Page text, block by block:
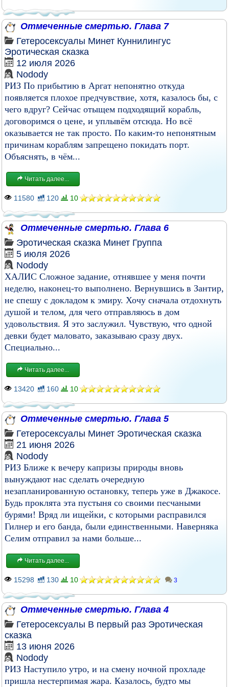
Отмеченные смертью. Глава 7
Гетеросексуалы Минет Куннилингус
Эротическая сказка
12 июля 2026
Nodody
РИЗ По прибытию в Аргат непонятно откуда
появляется плохое предчувствие, хотя, казалось бы, с
чего вдруг? Сейчас отыщем подходящий корабль,
договоримся о цене, и уплывём отсюда. Но всё
оказывается не так просто. По каким-то непонятным
причинам кораблям запрещено покидать порт.
Объяснять, в чём...
Читать далее...
11580 120 10
Отмеченные смертью. Глава 6
Эротическая сказка Минет Группа
5 июля 2026
Nodody
ХАЛИС Сложное задание, отнявшее у меня почти
неделю, наконец-то выполнено. Вернувшись в Зантир,
не спешу с докладом к эмиру. Хочу сначала отдохнуть
душой и телом, для чего отправляюсь в дом
удовольствия. Я это заслужил. Чувствую, что одной
девки будет маловато, заказываю сразу двух.
Специально...
Читать далее...
13420 160 10
Отмеченные смертью. Глава 5
Гетеросексуалы Минет Эротическая сказка
21 июня 2026
Nodody
РИЗ Ближе к вечеру капризы природы вновь
вынуждают нас сделать очередную
незапланированную остановку, теперь уже в Джакосе.
Будь проклята эта пустыня со своими песчаными
бурями! Вряд ли ищейки, с которыми расправился
Гилнер и его банда, были единственными. Наверняка
Селим отправил за нами больше...
Читать далее...
15298 130 10 3
Отмеченные смертью. Глава 4
Гетеросексуалы В первый раз Эротическая
сказка
13 июня 2026
Nodody
РИЗ Наступило утро, и на смену ночной прохладе
пришла нестерпимая жара. Казалось, будто мы